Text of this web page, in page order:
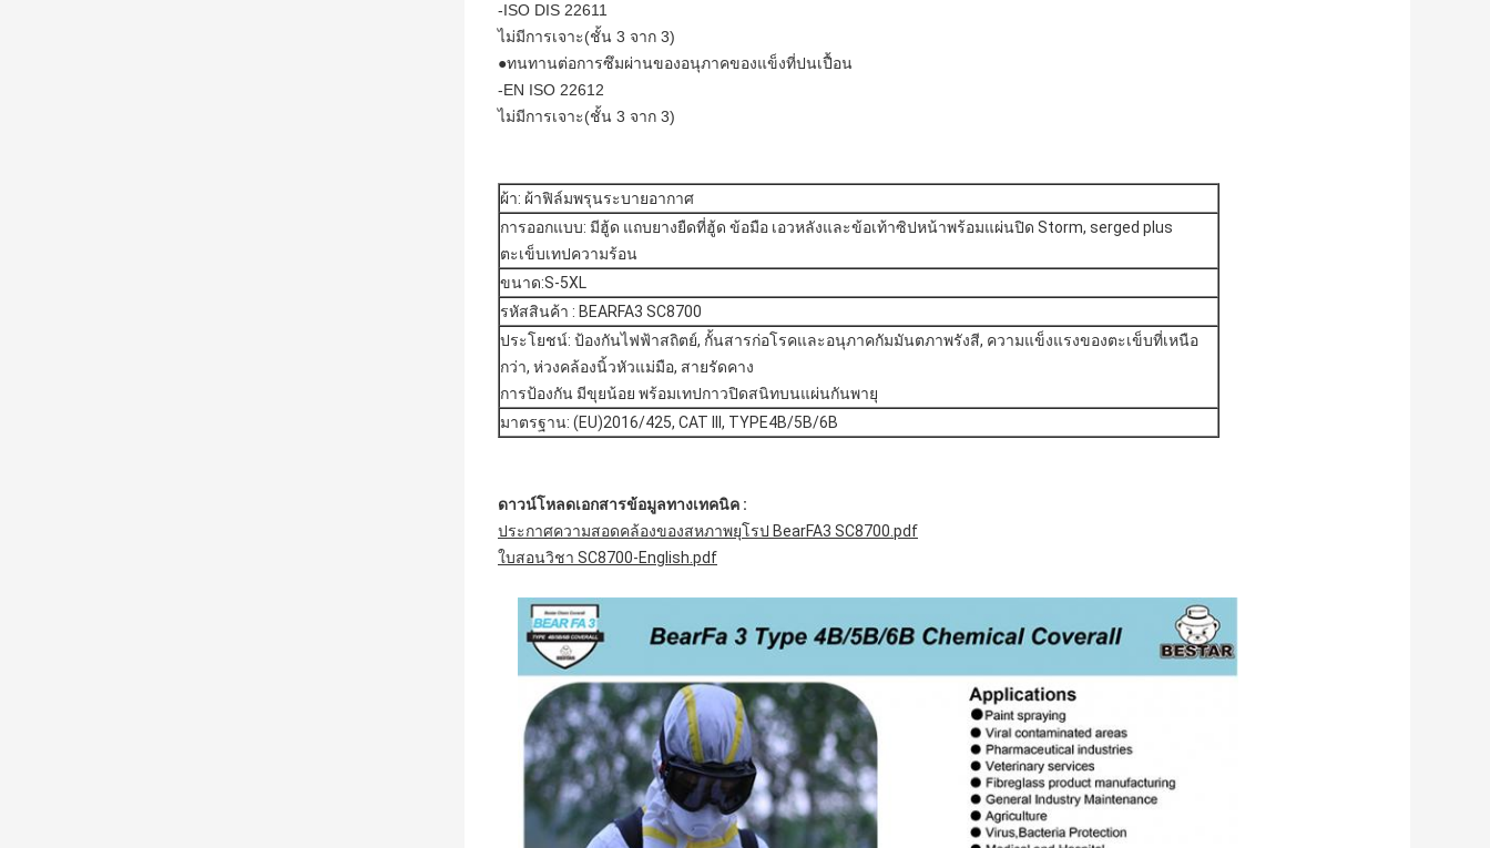
ฝากข้อความ
เราจะโทรกลับหาคุณเร็ว ๆ นี้!
-ISO DIS 22611
ไม่มีการเจาะ(ชั้น 3 จาก 3)
●ทนทานต่อการซึมผ่านของอนุภาคของแข็งที่ปนเปื้อน
-EN ISO 22612
ไม่มีการเจาะ(ชั้น 3 จาก 3)
ผ้า: ผ้าฟิล์มพรุนระบายอากาศ
การออกแบบ: มีฮู้ด แถบยางยืดที่ฮู้ด ข้อมือ เอวหลังและข้อเท้าซิปหน้าพร้อมแผ่นปิด Storm, serged plus
ตะเข็บเทปความร้อน
ขนาด:S-5XL
รหัสสินค้า : BEARFA3 SC8700
ประโยชน์: ป้องกันไฟฟ้าสถิตย์, กั้นสารก่อโรคและอนุภาคกัมมันตภาพรังสี, ความแข็งแรงของตะเข็บที่เหนือ
กว่า, ห่วงคล้องนิ้วหัวแม่มือ, สายรัดคาง
การป้องกัน มีขุยน้อย พร้อมเทปกาวปิดสนิทบนแผ่นกันพายุ
มาตรฐาน: (EU)2016/425, CAT III, TYPE4B/5B/6B
ดาวน์โหลดเอกสารข้อมูลทางเทคนิค :
ประกาศความสอดคล้องของสหภาพยุโรป BearFA3 SC8700.pdf
ใบสอนวิชา SC8700-English.pdf